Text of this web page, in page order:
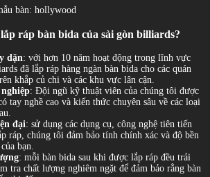
bàn: hollywood
ráp bàn bida của sài gòn billiards?
dặn: với hơn 10 năm hoạt động trong lĩnh vực
đã lắp ráp hàng ngàn bàn bida cho các quán
khắp củ chi và các khu vực lân cận.
: Đội ngũ kỹ thuật viên của chúng tôi được
tay nghề cao và kiến thức chuyên sâu về các loại
đại: sử dụng các dụng cụ, công nghệ tiên tiến
ráp, chúng tôi đảm bảo tính chính xác và độ bền
bạn.
: mỗi bàn bida sau khi được lắp ráp đều trải
tra chất lượng nghiêm ngặt để đảm bảo rằng bàn